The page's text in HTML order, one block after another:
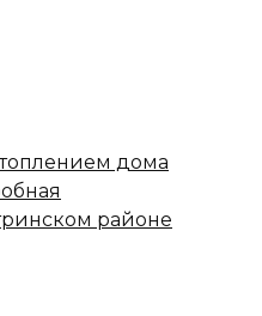
дома
районе